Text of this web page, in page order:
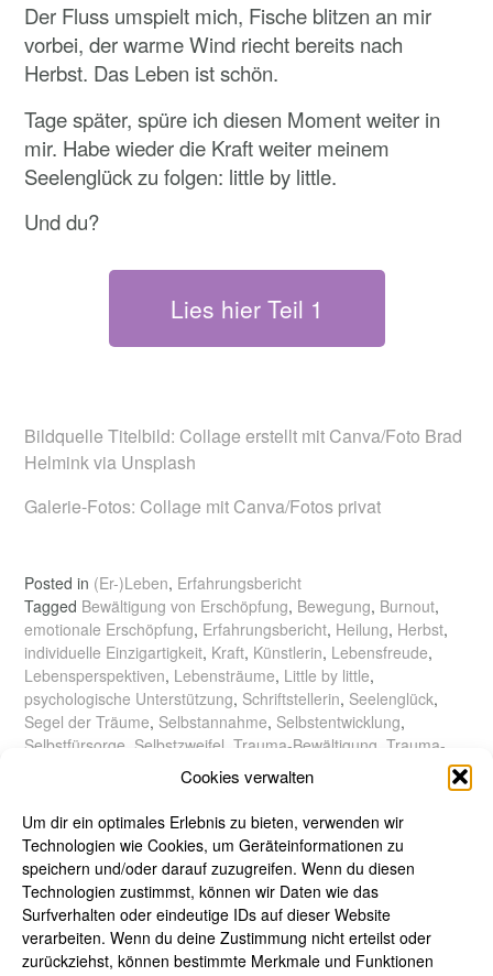
Cookies verwalten
Um dir ein optimales Erlebnis zu bieten, verwenden wir
Technologien wie Cookies, um Geräteinformationen zu
speichern und/oder darauf zuzugreifen. Wenn du diesen
Technologien zustimmst, können wir Daten wie das
Surfverhalten oder eindeutige IDs auf dieser Website
verarbeiten. Wenn du deine Zustimmung nicht erteilst oder
zurückziehst, können bestimmte Merkmale und Funktionen
Der Fluss umspielt mich, Fische blitzen an mir
vorbei, der warme Wind riecht bereits nach
Herbst. Das Leben ist schön.
Tage später, spüre ich diesen Moment weiter in
mir. Habe wieder die Kraft weiter meinem
Seelenglück zu folgen: little by little.
Und du?
Lies hier Teil 1
Bildquelle Titelbild: Collage erstellt mit Canva/Foto Brad
Helmink via Unsplash
Galerie-Fotos: Collage mit Canva/Fotos privat
Posted in (Er-)Leben, Erfahrungsbericht
Tagged Bewältigung von Erschöpfung, Bewegung, Burnout,
emotionale Erschöpfung, Erfahrungsbericht, Heilung, Herbst,
individuelle Einzigartigkeit, Kraft, Künstlerin, Lebensfreude,
Lebensperspektiven, Lebensträume, Little by little,
psychologische Unterstützung, Schriftstellerin, Seelenglück,
Segel der Träume, Selbstannahme, Selbstentwicklung,
Selbstfürsorge Selbstzweifel Trauma-Bewältigung Trauma-
Überwindung Unterstützung
Zuversicht